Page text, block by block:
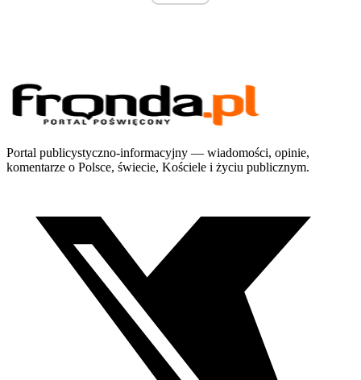
Portal publicystyczno-informacyjny — wiadomości, opinie,
komentarze o Polsce, świecie, Kościele i życiu publicznym.